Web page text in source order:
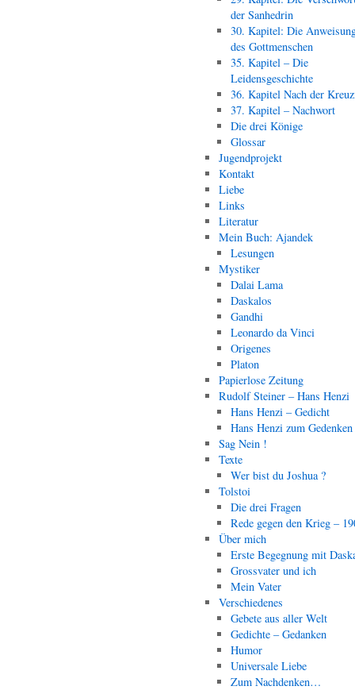
der Sanhedrin
30. Kapitel: Die
des Gottmenschen
35. Kapitel – Die
Leidensgeschichte
36. Kapitel Nach der
37. Kapitel – Nachwort
Die drei Könige
Glossar
Jugendprojekt
Kontakt
Liebe
Links
Literatur
Mein Buch: Ajandek
Lesungen
Mystiker
Dalai Lama
Daskalos
Gandhi
Leonardo da Vinci
Origenes
Platon
Papierlose Zeitung
Rudolf Steiner – Hans Henzi
Hans Henzi – Gedicht
Hans Henzi zum Gedenken
Sag Nein !
Texte
Wer bist du Joshua ?
Tolstoi
Die drei Fragen
Rede gegen den Krieg –
Über mich
Erste Begegnung mit
Grossvater und ich
Mein Vater
Verschiedenes
Gebete aus aller Welt
Gedichte – Gedanken
Humor
Universale Liebe
Zum Nachdenken…